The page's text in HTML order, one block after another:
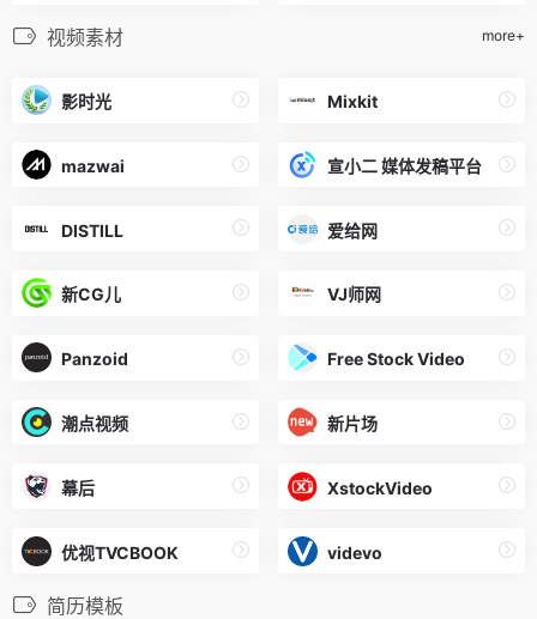
视频素材 more+
影时光 Mixkit
mazwai 宣小二 媒体发稿平台
DISTILL 爱给网
新CG儿 VJ师网
Panzoid Free Stock Video
潮点视频 新片场
幕后 XstockVideo
优视TVCBOOK videvo
简历模板